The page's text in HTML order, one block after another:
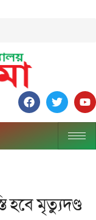
হবে মৃত্যুদণ্ড